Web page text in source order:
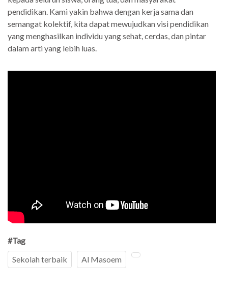
pendidikan. Kami yakin bahwa dengan kerja sama dan
semangat kolektif, kita dapat mewujudkan visi pendidikan
yang menghasilkan individu yang sehat, cerdas, dan pintar
dalam arti yang lebih luas.
#Tag
Sekolah terbaik
Al Masoem